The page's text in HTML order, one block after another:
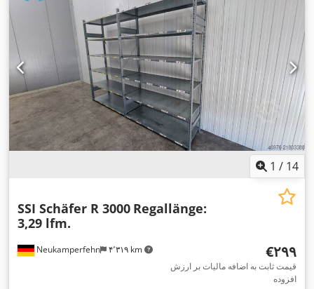
1 / 14
Neukamperfehn ۴٬۳۱۹ km
SSI Schäfer R 3000 Regallänge:
3,29 lfm.
‎€۲۹۹
قیمت ثابت به اضافه مالیات بر ارزش
افزوده